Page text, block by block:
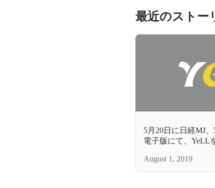
最近のストー
5月20日に日経MJ
電子版にて、YeLL
August 1, 2019